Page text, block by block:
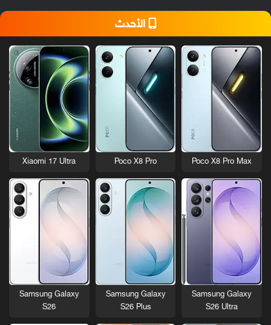
الأحدث
Poco X8 Pro Max
Poco X8 Pro
Xiaomi 17 Ultra
Samsung Galaxy
S26 Ultra
Samsung Galaxy
S26 Plus
Samsung Galaxy
S26